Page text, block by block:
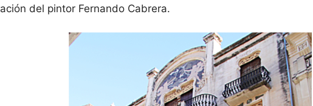
del pintor Fernando Cabrera.